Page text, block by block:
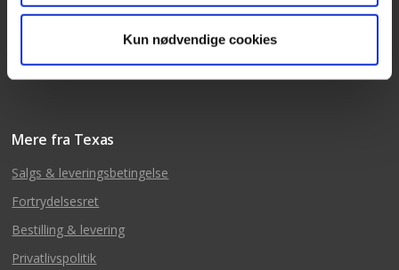
Kun nødvendige cookies
Mere fra Texas
Salgs & leveringsbetingelse
Fortrydelsesret
Bestilling & levering
Privatlivspolitik